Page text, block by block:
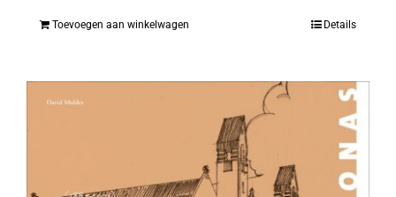
Toevoegen aan winkelwagen Details